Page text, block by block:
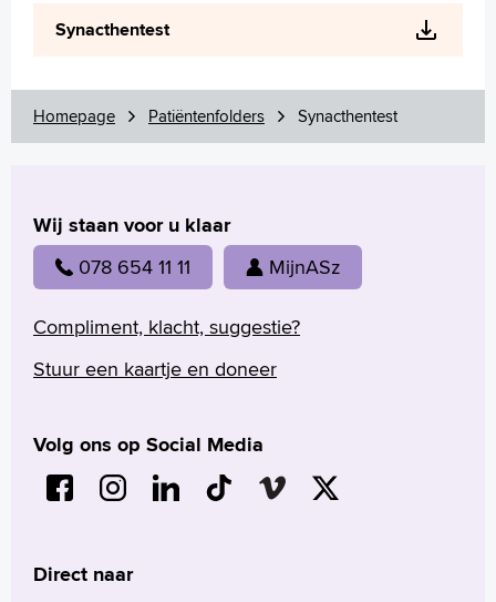
Language
Zoeken
Français
Polski
Türkçe
Arabisch
Synacthentest
Homepage Patiëntenfolders Synacthentest
Wij staan voor u klaar
078 654 11 11 MijnASz
Compliment, klacht, suggestie?
Stuur een kaartje en doneer
Volg ons op Social Media
Direct naar